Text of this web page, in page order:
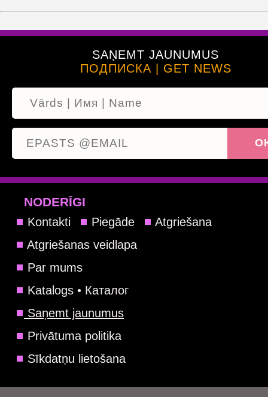
SAŅEMT JAUNUMUS
ПОДПИСКА | GET NEWS
NODERĪGI
Kontakti Piegāde
Atgriešana
Atgriešanas veidlapa
Par mums
Katalogs • Каталог
Saņemt jaunumus
Privātuma politika
Sīkdatņu lietošana